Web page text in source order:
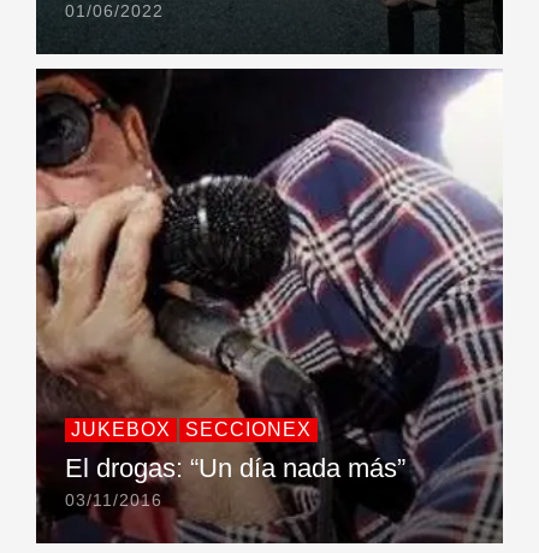
01/06/2022
JUKEBOX SECCIONEX
El drogas: “Un día nada más”
03/11/2016